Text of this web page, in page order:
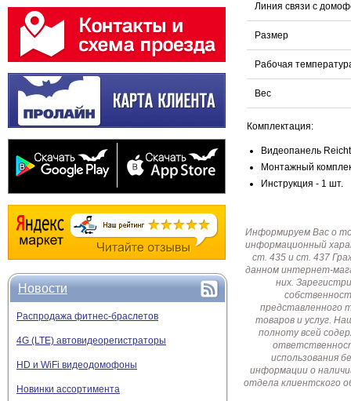
Новости
Распродажа фитнес-браслетов
4G (LTE) автовидеорегистраторы
HD и WiFi видеодомофоны
Новинки ассортимента
Линия связи с
Размер
Рабочая
Вес
Комплектация:
Видеопанель
Монтажный
Инструкция - 1 шт.
Информируем Вас о
информационный
ст. 435 и ст. 437
данном интернет-
них.
представленного
товаров и услуг.
полноту всей
использования
информации о
отдела клиентского